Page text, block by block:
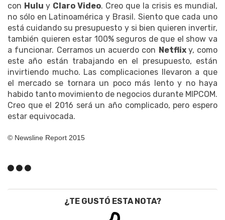
con Hulu y Claro Video. Creo que la crisis es mundial,
no sólo en Latinoamérica y Brasil. Siento que cada uno
está cuidando su presupuesto y si bien quieren invertir,
también quieren estar 100% seguros de que el show va
a funcionar. Cerramos un acuerdo con Netflix y, como
este año están trabajando en el presupuesto, están
invirtiendo mucho. Las complicaciones llevaron a que
el mercado se tornara un poco más lento y no haya
habido tanto movimiento de negocios durante MIPCOM.
Creo que el 2016 será un año complicado, pero espero
estar equivocada.
© Newsline Report 2015
¿TE GUSTÓ ESTA NOTA?